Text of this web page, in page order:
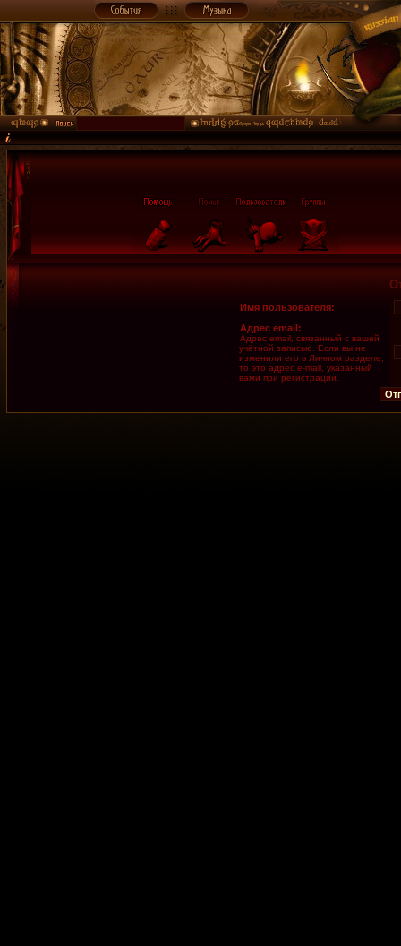
Имя пользователя:
Адрес email:
Адрес email, связанный с вашей
учётной записью. Если вы не
изменили его в Личном разделе,
то это адрес e-mail, указанный
вами при регистрации.